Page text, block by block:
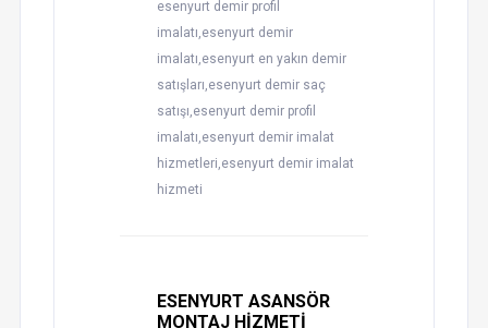
esenyurt demir profil
imalatı,esenyurt demir
imalatı,esenyurt en yakın demir
satışları,esenyurt demir saç
satışı,esenyurt demir profil
imalatı,esenyurt demir imalat
hizmetleri,esenyurt demir imalat
hizmeti
ESENYURT ASANSÖR
MONTAJ HİZMETİ